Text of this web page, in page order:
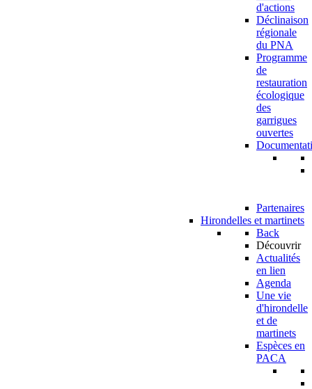
d'actions
Déclinaison
régionale
du PNA
Programme
de
restauration
écologique
des
garrigues
ouvertes
Partenaires
Hirondelles et martinets
Back
Découvrir
Actualités
en lien
Agenda
Une vie
d'hirondelle
et de
martinets
Espèces en
PACA